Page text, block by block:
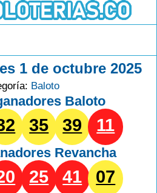
1 de octubre 2025
Baloto
Baloto
35 39 11
Revancha
25 41 07